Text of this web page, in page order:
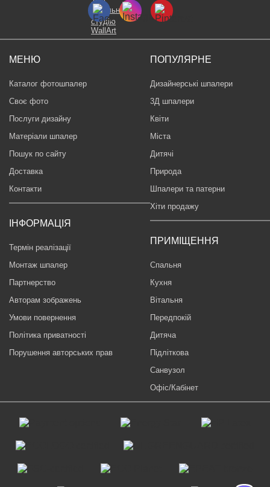
МЕНЮ
Каталог фотошпалер
Своє фото
Послуги дизайну
Матеріали шпалер
Пошук по сайту
Доставка
Контакти
ІНФОРМАЦІЯ
Термін реалізації
Монтаж шпалер
Партнерство
Авторам зображень
Умови повернення
Політика приватності
Порушення авторських прав
ПОПУЛЯРНЕ
Дизайнерські шпалери
3Д шпалери
Квіти
Міста
Дитячі
Природа
Шпалери та патерни
Хіти продажу
ПРИМІЩЕННЯ
Спальня
Кухня
Вітальня
Передпокій
Дитяча
Підліткова
Санвузол
Офіс/Кабінет